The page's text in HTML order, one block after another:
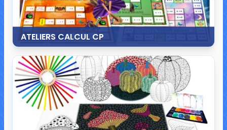
ATELIERS CALCUL CP
15 octobre 2020
31 commentaires
44 732 vues